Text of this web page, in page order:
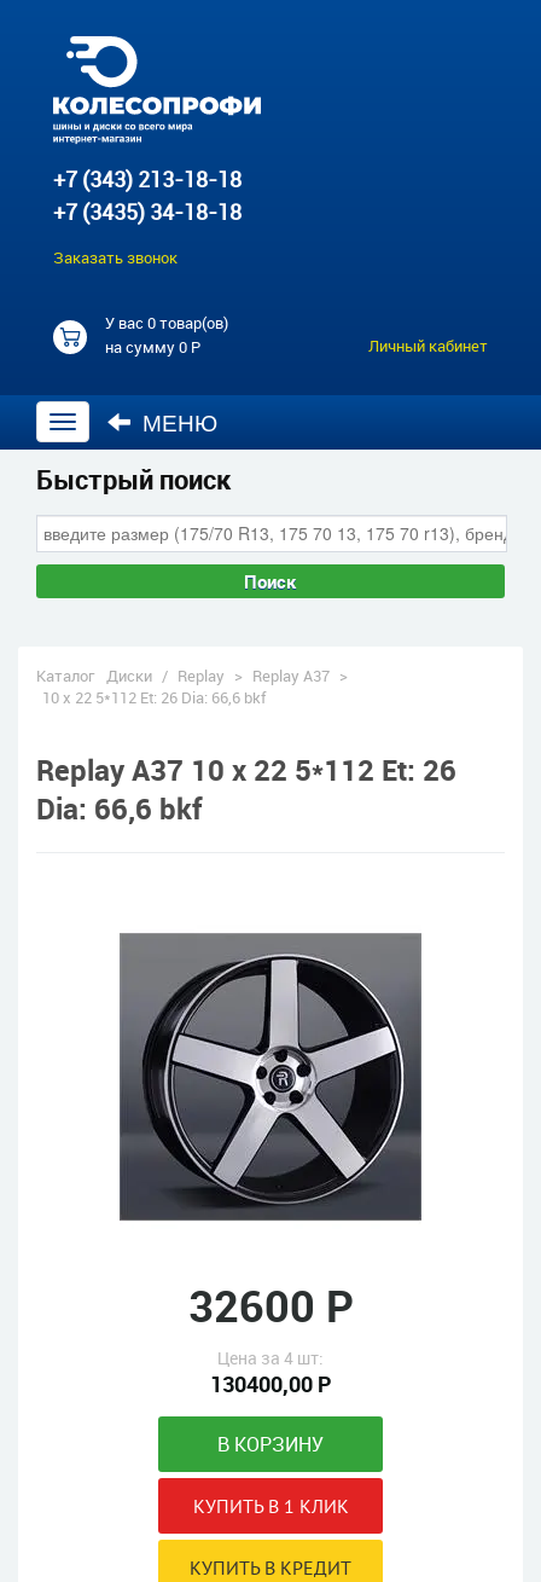
+7 (343) 213-18-18
+7 (3435) 34-18-18
Заказать звонок
У вас0 товар(ов)
на сумму0 Р Личный кабинет
Открыть
навигацию
МЕНЮ
Быстрый поиск
Поиск
Каталог Диски / Replay > Replay A37 >
10 x 22 5*112 Et: 26 Dia: 66,6 bkf
Replay A37 10 x 22 5*112 Et: 26
Dia: 66,6 bkf
32600 Р
Цена за 4 шт:
130400,00 Р